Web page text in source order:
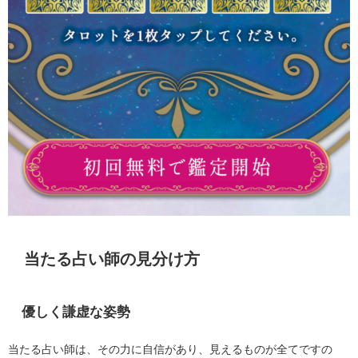
当たる占い師の見分け方
優しく謙虚な姿勢
当たる占い師は、その力に自信があり、見えるものが全てですの